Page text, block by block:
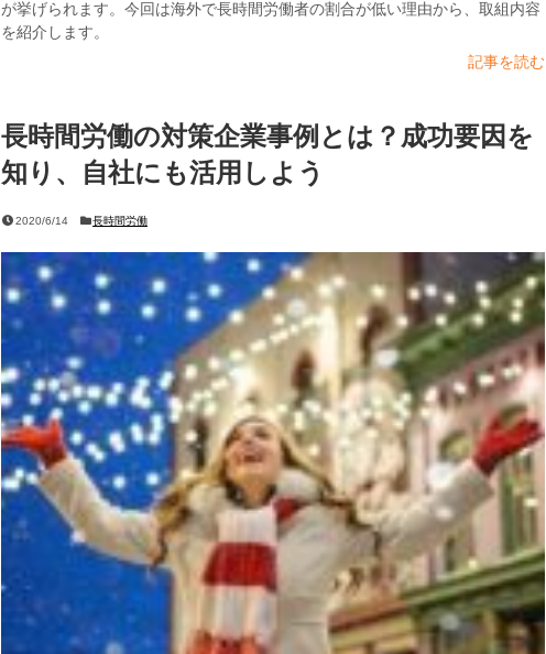
が挙げられます。今回は海外で長時間労働者の割合が低い理由から、取組内容
を紹介します。
記事を読む
長時間労働の対策企業事例とは？成功要因を
知り、自社にも活用しよう
2020/6/14 長時間労働